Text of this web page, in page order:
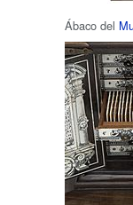
Ábaco del